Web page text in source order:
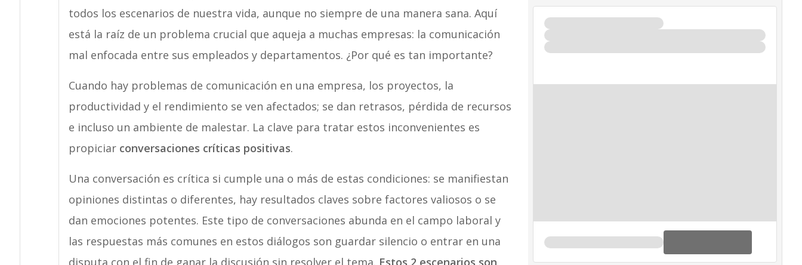
todos los escenarios de nuestra vida, aunque no siempre de una manera sana. Aquí
está la raíz de un problema crucial que aqueja a muchas empresas: la comunicación
mal enfocada entre sus empleados y departamentos. ¿Por qué es tan importante?
Cuando hay problemas de comunicación en una empresa, los proyectos, la
productividad y el rendimiento se ven afectados; se dan retrasos, pérdida de recursos
e incluso un ambiente de malestar. La clave para tratar estos inconvenientes es
propiciar conversaciones críticas positivas.
Una conversación es crítica si cumple una o más de estas condiciones: se manifiestan
opiniones distintas o diferentes, hay resultados claves sobre factores valiosos o se
dan emociones potentes. Este tipo de conversaciones abunda en el campo laboral y
las respuestas más comunes en estos diálogos son guardar silencio o entrar en una
disputa con el fin de ganar la discusión sin resolver el tema. Estos 2 escenarios son